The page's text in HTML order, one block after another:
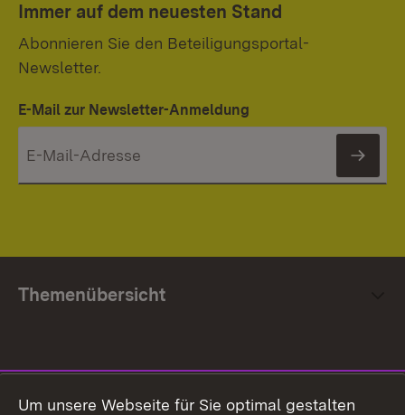
Immer auf dem neuesten Stand
Abonnieren Sie den Beteiligungsportal-
Newsletter.
E-Mail zur Newsletter-Anmeldung
Themenübersicht
Um unsere Webseite für Sie optimal gestalten